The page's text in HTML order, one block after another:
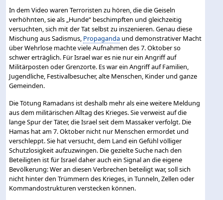
In dem Video waren Terroristen zu hören, die die Geiseln
verhöhnten, sie als „Hunde“ beschimpften und gleichzeitig
versuchten, sich mit der Tat selbst zu inszenieren. Genau diese
Mischung aus Sadismus, Propaganda und demonstrativer Macht
über Wehrlose machte viele Aufnahmen des 7. Oktober so
schwer erträglich. Für Israel war es nie nur ein Angriff auf
Militärposten oder Grenzorte. Es war ein Angriff auf Familien,
Jugendliche, Festivalbesucher, alte Menschen, Kinder und ganze
Gemeinden.
Die Tötung Ramadans ist deshalb mehr als eine weitere Meldung
aus dem militärischen Alltag des Krieges. Sie verweist auf die
lange Spur der Täter, die Israel seit dem Massaker verfolgt. Die
Hamas hat am 7. Oktober nicht nur Menschen ermordet und
verschleppt. Sie hat versucht, dem Land ein Gefühl völliger
Schutzlosigkeit aufzuzwingen. Die gezielte Suche nach den
Beteiligten ist für Israel daher auch ein Signal an die eigene
Bevölkerung: Wer an diesen Verbrechen beteiligt war, soll sich
nicht hinter den Trümmern des Krieges, in Tunneln, Zellen oder
Kommandostrukturen verstecken können.